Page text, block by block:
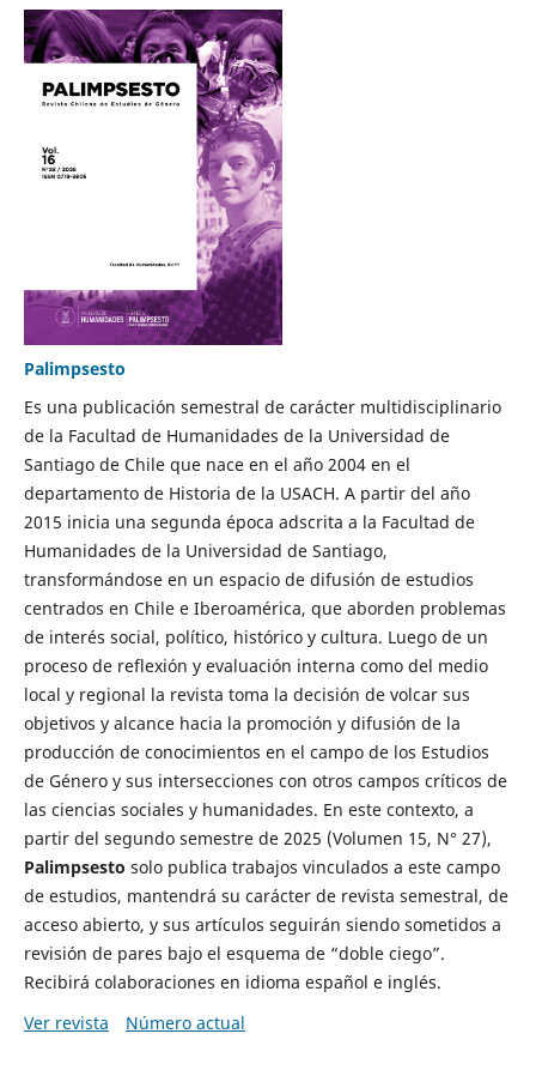
Palimpsesto
Es una publicación semestral de carácter multidisciplinario
de la Facultad de Humanidades de la Universidad de
Santiago de Chile que nace en el año 2004 en el
departamento de Historia de la USACH. A partir del año
2015 inicia una segunda época adscrita a la Facultad de
Humanidades de la Universidad de Santiago,
transformándose en un espacio de difusión de estudios
centrados en Chile e Iberoamérica, que aborden problemas
de interés social, político, histórico y cultura. Luego de un
proceso de reflexión y evaluación interna como del medio
local y regional la revista toma la decisión de volcar sus
objetivos y alcance hacia la promoción y difusión de la
producción de conocimientos en el campo de los Estudios
de Género y sus intersecciones con otros campos críticos de
las ciencias sociales y humanidades. En este contexto, a
partir del segundo semestre de 2025 (Volumen 15, N° 27),
Palimpsesto solo publica trabajos vinculados a este campo
de estudios, mantendrá su carácter de revista semestral, de
acceso abierto, y sus artículos seguirán siendo sometidos a
revisión de pares bajo el esquema de “doble ciego”.
Recibirá colaboraciones en idioma español e inglés.
Ver revista
Número actual